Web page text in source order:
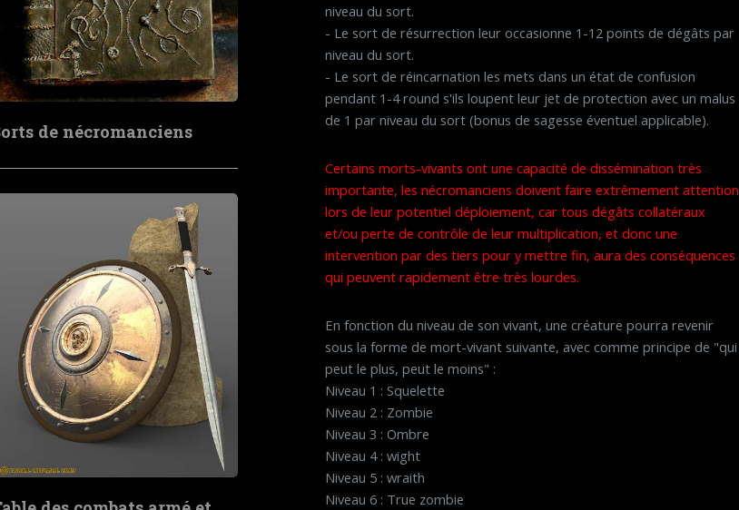
niveau du sort.
- Le sort de résurrection leur occasionne 1-12 points de dégâts par
niveau du sort.
- Le sort de réincarnation les mets dans un état de confusion
pendant 1-4 round s'ils loupent leur jet de protection avec un malus
de 1 par niveau du sort (bonus de sagesse éventuel applicable).
Certains morts-vivants ont une capacité de dissémination très
importante, les nécromanciens doivent faire extrêmement attention
lors de leur potentiel déploiement, car tous dégâts collatéraux
et/ou perte de contrôle de leur multiplication, et donc une
intervention par des tiers pour y mettre fin, aura des conséquences
qui peuvent rapidement être très lourdes.
En fonction du niveau de son vivant, une créature pourra revenir
sous la forme de mort-vivant suivante, avec comme principe de "qui
peut le plus, peut le moins" :
Niveau 1 : Squelette
Niveau 2 : Zombie
Niveau 3 : Ombre
Niveau 4 : wight
Niveau 5 : wraith
Niveau 6 : True zombie
de nécromanciens